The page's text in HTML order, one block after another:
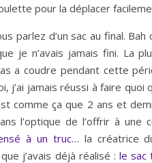
pour la déplacer
parlez d’un sac au final.
je n’avais jamais fini. La
a coudre pendant cette
j’ai jamais réussi à faire
comme ça que 2 ans et
l’optique de l’offrir à
à un truc… la créatrice
j’avais déjà réalisé : le sac